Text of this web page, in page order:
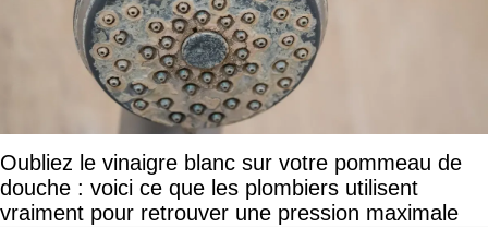
Oubliez le vinaigre blanc sur votre pommeau de
douche : voici ce que les plombiers utilisent
vraiment pour retrouver une pression maximale